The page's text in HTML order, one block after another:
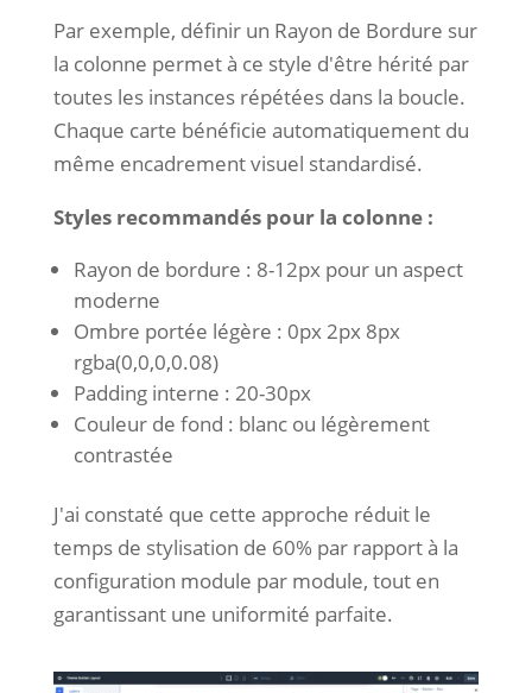
Par exemple, définir un Rayon de Bordure sur
la colonne permet à ce style d'être hérité par
toutes les instances répétées dans la boucle.
Chaque carte bénéficie automatiquement du
même encadrement visuel standardisé.
Styles recommandés pour la colonne :
Rayon de bordure : 8-12px pour un aspect
moderne
Ombre portée légère : 0px 2px 8px
rgba(0,0,0,0.08)
Padding interne : 20-30px
Couleur de fond : blanc ou légèrement
contrastée
J'ai constaté que cette approche réduit le
temps de stylisation de 60% par rapport à la
configuration module par module, tout en
garantissant une uniformité parfaite.